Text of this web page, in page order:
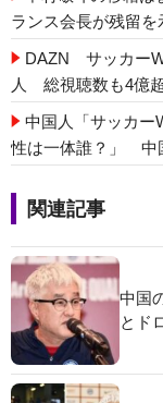
ランス会長が残留
も」
DAZN サッカー
人 総視聴数も4億
中国人「サッカー
性は一体誰？」 中
関連記事
中国
とド